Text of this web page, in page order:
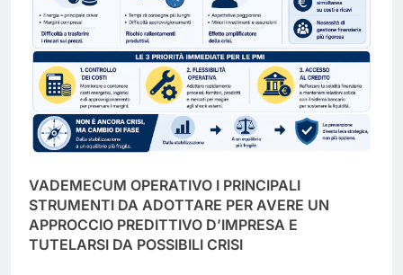
VADEMECUM OPERATIVO I PRINCIPALI
STRUMENTI DA ADOTTARE PER AVERE UN
APPROCCIO PREDITTIVO D’IMPRESA E
TUTELARSI DA POSSIBILI CRISI